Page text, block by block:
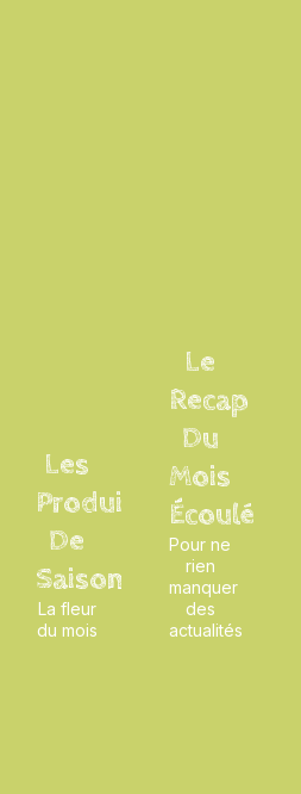
Les
Produits
De
Saison
La fleur
du mois
Le
Recap
Du
Mois
Écoulé
Pour ne
rien
manquer
des
actualités